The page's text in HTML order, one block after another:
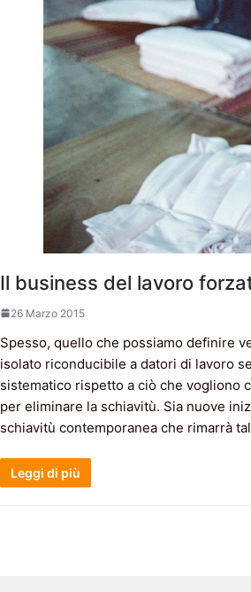
Il business del lavoro
26 Marzo 2015
Spesso, quello che possiamo definire
isolato riconducibile a datori di lavoro
sistematico rispetto a ciò che vogliono
per eliminare la schiavitù. Sia nuove
schiavitù contemporanea che rimarrà
Leggi di più